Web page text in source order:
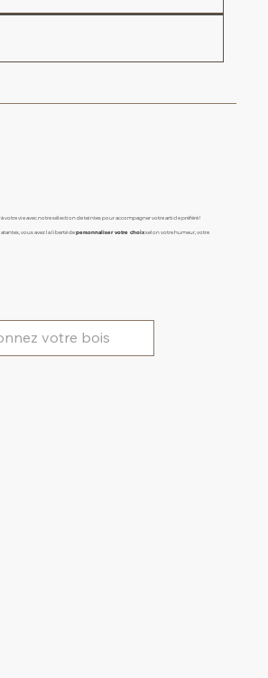
à votre vie avec notre sélection de teintes pour accompagner votre article préféré !
vous avez la liberté depersonnaliser votre choixselon votre humeur, votre